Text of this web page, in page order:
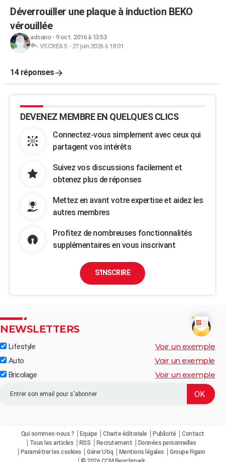
Déverrouiller une plaque à induction BEKO
vérouillée
adsano- 9 oct. 2016 à 13:53
VSCREAS - 27 juin 2026 à 18:01
14 réponses
DEVENEZ MEMBRE EN QUELQUES CLICS
Connectez-vous simplement avec ceux qui
partagent vos intérêts
Suivez vos discussions facilement et
obtenez plus de réponses
Mettez en avant votre expertise et aidez les
autres membres
Profitez de nombreuses fonctionnalités
supplémentaires en vous inscrivant
S'INSCRIRE
NEWSLETTERS
Lifestyle Voir un exemple
Auto Voir un exemple
Bricolage Voir un exemple
Qui sommes-nous ? Equipe Charte éditoriale Publicité
Contact
Tous les articles
RSS Recrutement
Données personnelles
Paramétrer les cookies
Gérer Utiq Mentions légales
Groupe Figaro